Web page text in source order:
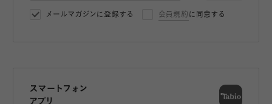
メールマガジンに登録する 会員規約 に同意する
スマートフォン
アプリ